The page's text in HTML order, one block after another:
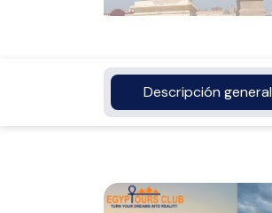
Descripción general